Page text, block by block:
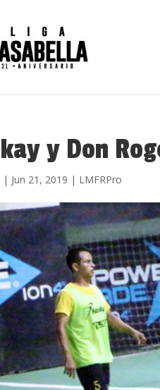
y Don
| Jun 21, 2019 | LMFRPro